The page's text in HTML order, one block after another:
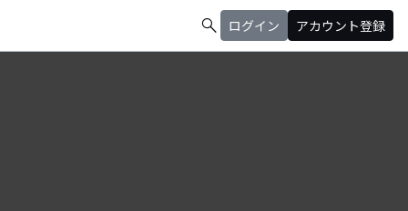
search ログイン アカウント登録